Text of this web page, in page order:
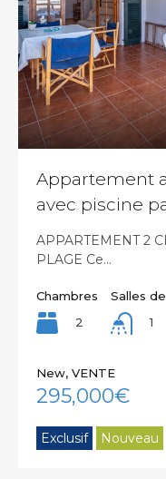
Appartement
avec piscine
APPARTEMENT 2
PLAGE Ce…
Chambres
2
Salles
1
New, VENTE
295,000€
Exclusif Nouveau